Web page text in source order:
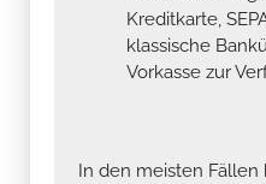
Kreditkarte,
klassische
Vorkasse zur
In den meisten Fällen